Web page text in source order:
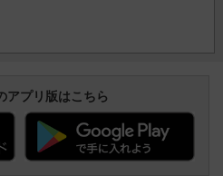
アプリ版はこちら